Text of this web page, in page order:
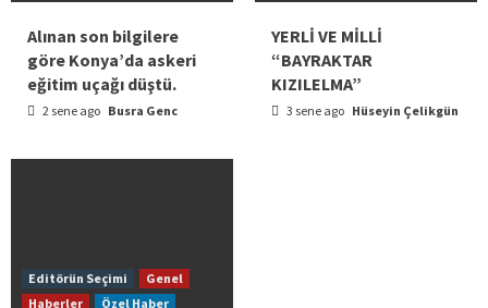
Alınan son bilgilere
göre Konya’da askeri
eğitim uçağı düştü.
2 sene ago Busra Genc
YERLİ VE MİLLİ
“BAYRAKTAR
KIZILELMA”
3 sene ago Hüseyin Çelikgün
Editörün Seçimi
Genel
Haberler
Özel Haber